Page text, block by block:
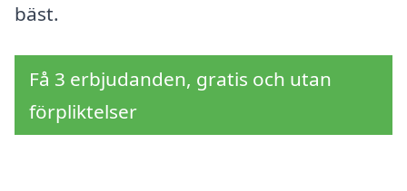
bäst.
Få 3 erbjudanden, gratis och utan
förpliktelser